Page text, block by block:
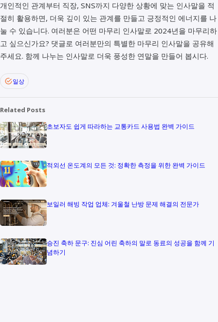
개인적인 관계부터 직장, SNS까지 다양한 상황에 맞는 인사말을 적
절히 활용하면, 더욱 깊이 있는 관계를 만들고 긍정적인 에너지를 나
눌 수 있습니다. 여러분은 어떤 마무리 인사말로 2024년을 마무리하
고 싶으신가요? 댓글로 여러분만의 특별한 마무리 인사말을 공유해
주세요. 함께 나누는 인사말로 더욱 풍성한 연말을 만들어 봅시다.
일상
Related Posts
초보자도 쉽게 따라하는 교통카드 사용법 완벽 가이드
적외선 온도계의 모든 것: 정확한 측정을 위한 완벽 가이드
보일러 해빙 작업 업체: 겨울철 난방 문제 해결의 전문가
승진 축하 문구: 진심 어린 축하의 말로 동료의 성공을 함께 기
념하기